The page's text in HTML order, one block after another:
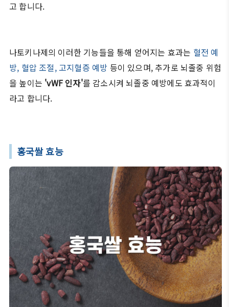
고 합니다.
나토키나제의 이러한 기능들을 통해 얻어지는 효과는 혈전 예
방, 혈압 조절, 고지혈증 예방 등이 있으며, 추가로 뇌졸중 위험
을 높이는 'vWF 인자'를 감소시켜 뇌졸중 예방에도 효과적이
라고 합니다.
홍국쌀 효능